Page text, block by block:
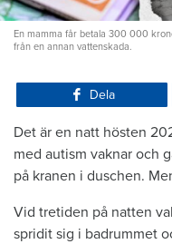
En mamma får betala 300 000
från en annan vattenskada.
Dela
Det är en natt hösten
med autism vaknar och
på kranen i duschen.
Vid tretiden på natten
spridit sig i badrummet